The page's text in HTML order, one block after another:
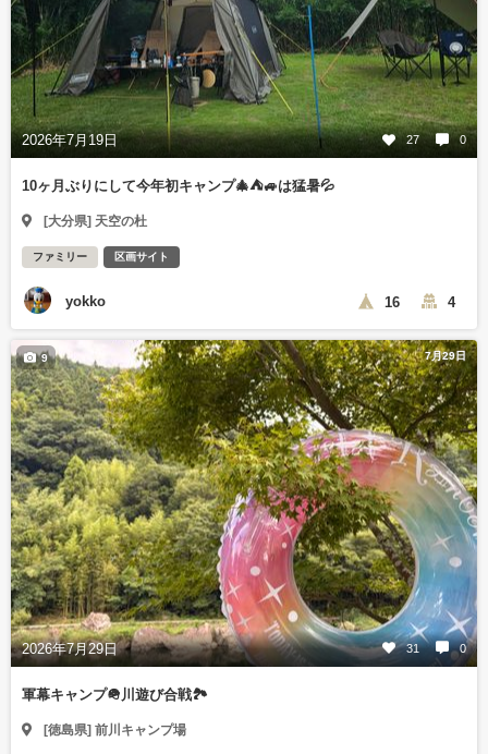
2026年7月19日 27 0
10ヶ月ぶりにして今年初キャンプ🎄⛺🚙は猛暑💦
[大分県] 天空の杜
ファミリー 区画サイト
yokko 16 4
7月29日
2026年7月29日 31 0
9
軍幕キャンプ🪖川遊び合戦🏞️
[徳島県] 前川キャンプ場